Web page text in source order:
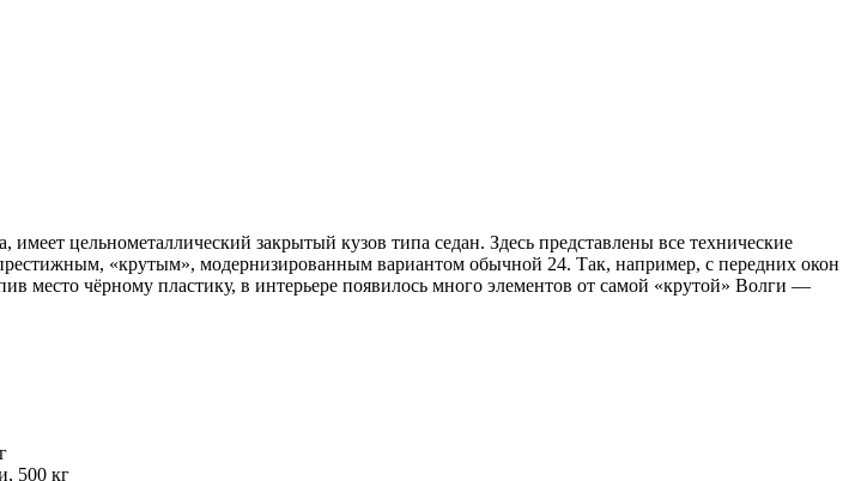
цельнометаллический закрытый кузов типа седан. Здесь представлены все технические
«крутым», модернизированным вариантом обычной 24. Так, например, с передних окон
место чёрному пластику, в интерьере появилось много элементов от самой «крутой» Волги —
500 кг